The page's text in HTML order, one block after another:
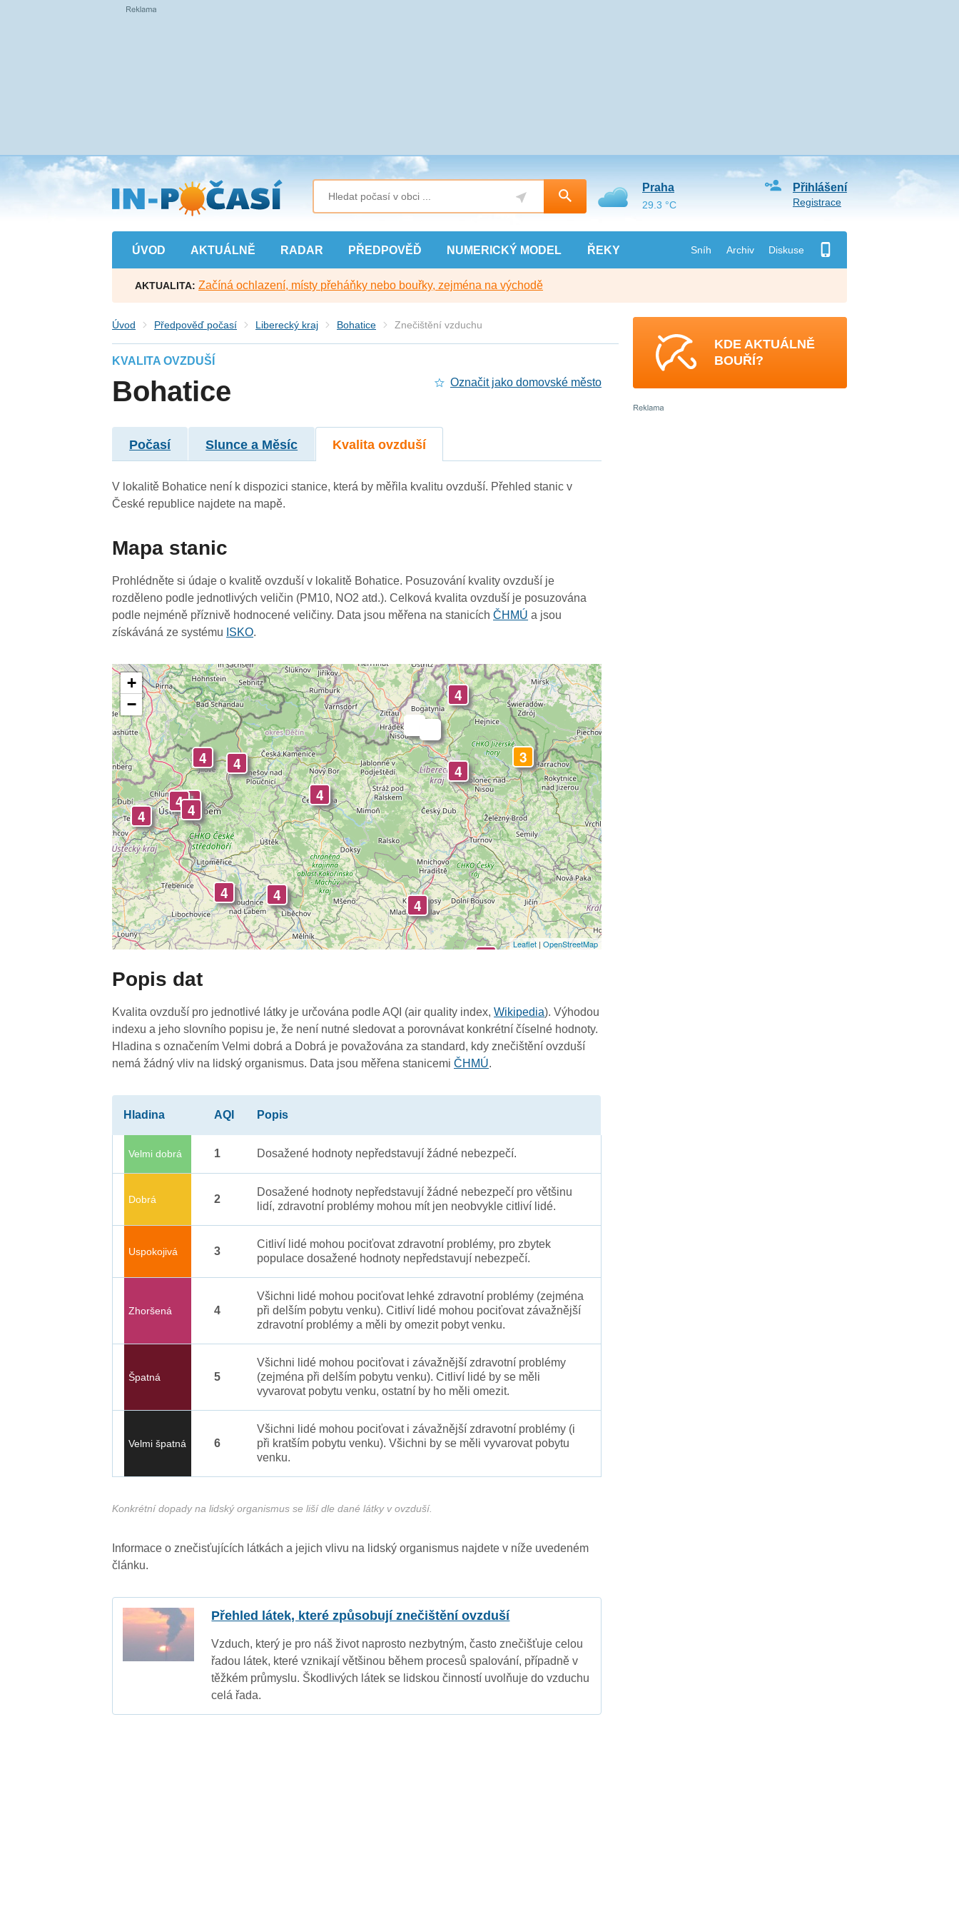
Přejít
na
hlavní
obsah
ÚVOD AKTUÁLNĚ RADAR PŘEDPOVĚĎ NUMERICKÝ MODEL ŘEKY Sníh Archiv Diskuse
Přihlášení
Registrace
Praha
29.3 °C
AKTUALITA: Začíná ochlazení, místy přeháňky nebo bouřky, zejména na východě
Úvod Předpověď počasí Liberecký kraj Bohatice Znečištění vzduchu
KVALITA OVZDUŠÍ
Bohatice Označit jako domovské město
Počasí Slunce a Měsíc Kvalita ovzduší
V lokalitě Bohatice není k dispozici stanice, která by měřila kvalitu ovzduší. Přehled stanic v
České republice najdete na mapě.
Mapa stanic
Prohlédněte si údaje o kvalitě ovzduší v lokalitě Bohatice. Posuzování kvality ovzduší je
rozděleno podle jednotlivých veličin (PM10, NO2 atd.). Celková kvalita ovzduší je posuzována
podle nejméně příznivě hodnocené veličiny. Data jsou měřena na stanicíchČHMÚ a jsou
získáváná ze systému ISKO.
4 4
4
4
4
3
4
4
4
4
-
3
4
3 4
3
44 4
4
4
4
4
3
3
4
4
4
4
4
+
−
Leaflet| OpenStreetMap
Popis dat
Kvalita ovzduší pro jednotlivé látky je určována podle AQI (air quality index,Wikipedia). Výhodou
indexu a jeho slovního popisu je, že není nutné sledovat a porovnávat konkrétní číselné hodnoty.
Hladina s označením Velmi dobrá a Dobrá je považována za standard, kdy znečištění ovzduší
nemá žádný vliv na lidský organismus. Data jsou měřena stanicemiČHMÚ.
Hladina AQI Popis
Velmi dobrá 1 Dosažené hodnoty nepředstavují žádné nebezpečí.
Dobrá 2
Dosažené hodnoty nepředstavují žádné nebezpečí pro většinu
lidí, zdravotní problémy mohou mít jen neobvykle citliví lidé.
Uspokojivá 3
Citliví lidé mohou pociťovat zdravotní problémy, pro zbytek
populace dosažené hodnoty nepředstavují nebezpečí.
Zhoršená 4
Všichni lidé mohou pociťovat lehké zdravotní problémy (zejména
při delším pobytu venku). Citliví lidé mohou pociťovat závažnější
zdravotní problémy a měli by omezit pobyt venku.
Špatná 5
Všichni lidé mohou pociťovat i závažnější zdravotní problémy
(zejména při delším pobytu venku). Citliví lidé by se měli
vyvarovat pobytu venku, ostatní by ho měli omezit.
Velmi špatná 6
Všichni lidé mohou pociťovat i závažnější zdravotní problémy (i
při kratším pobytu venku). Všichni by se měli vyvarovat pobytu
venku.
Konkrétní dopady na lidský organismus se liší dle dané látky v ovzduší.
Informace o znečisťujících látkách a jejich vlivu na lidský organismus najdete v níže uvedeném
článku.
Přehled látek, které způsobují znečištění ovzduší
Vzduch, který je pro náš život naprosto nezbytným, často znečišťuje celou
řadou látek, které vznikají většinou během procesů spalování, případně v
těžkém průmyslu. Škodlivých látek se lidskou činností uvolňuje do vzduchu
celá řada.
KDE AKTUÁLNĚ
BOUŘÍ?